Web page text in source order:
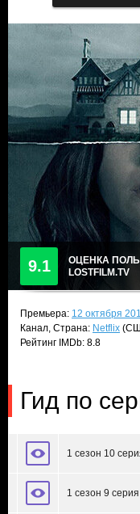
9.1
ОЦЕНКА
LOSTFILM.TV
Премьера: 12 октября
Канал, Страна: Netflix
Рейтинг IMDb: 8.8
Гид по
1 сезон 10
1 сезон 9 серия